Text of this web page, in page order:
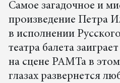
Самое загадочное и
произведение Петра
в исполнении
театра балета
на сцене РАМТа в
глазах развернется